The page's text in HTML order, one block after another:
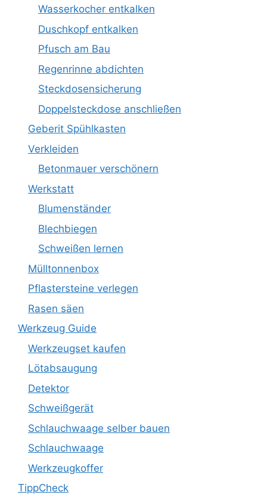
Wasserkocher entkalken
Duschkopf entkalken
Pfusch am Bau
Regenrinne abdichten
Steckdosensicherung
Doppelsteckdose anschließen
Geberit Spühlkasten
Verkleiden
Betonmauer verschönern
Werkstatt
Blumenständer
Blechbiegen
Schweißen lernen
Mülltonnenbox
Pflastersteine verlegen
Rasen säen
Werkzeug Guide
Werkzeugset kaufen
Lötabsaugung
Detektor
Schweißgerät
Schlauchwaage selber bauen
Schlauchwaage
Werkzeugkoffer
TippCheck